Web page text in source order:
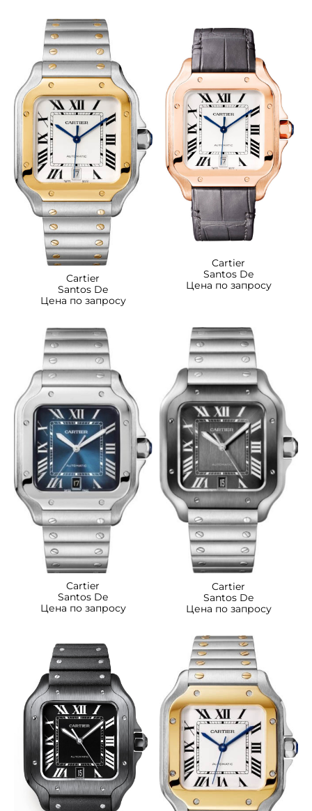
Cartier
Santos De
Цена по запросу
Cartier
Santos De
Цена по запросу
Cartier
Santos De
Цена по запросу
Cartier
Santos De
Цена по запросу